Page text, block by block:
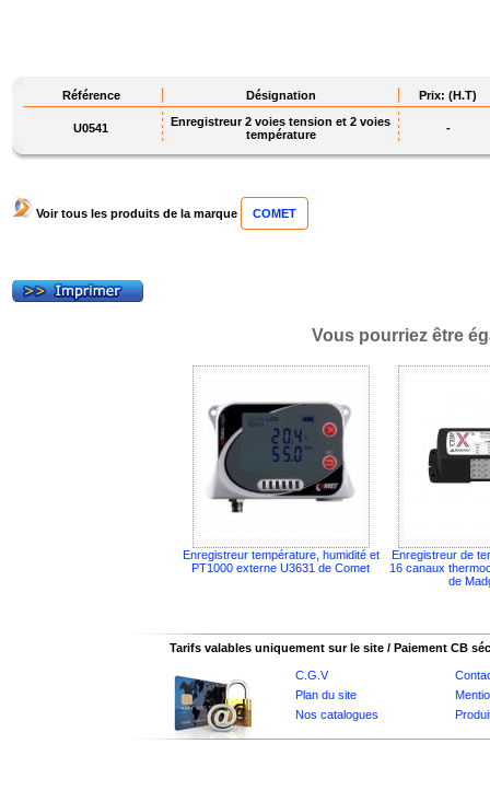
Référence Désignation Prix: (H.T)
U0541
Enregistreur 2 voies tension et 2 voies
température
-
Voir tous les produits de la marque COMET
Vous pourriez être
Enregistreur température, humidité et
PT1000 externe U3631 de Comet
Enregistreur de
16 canaux
de
Tarifs valables uniquement sur le site / Paiement CB
C.G.V
Plan du site
Nos catalogues